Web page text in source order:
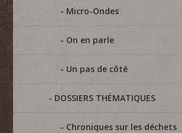
Micro-Ondes
On en parle
Un pas de côté
DOSSIERS THÉMATIQUES
Chroniques sur les déchets